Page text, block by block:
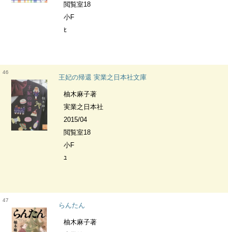
閲覧室18
小F
ﾋ
46
王妃の帰還 実業之日本社文庫
柚木麻子著
実業之日本社
2015/04
閲覧室18
小F
ﾕ
47
らんたん
柚木麻子著